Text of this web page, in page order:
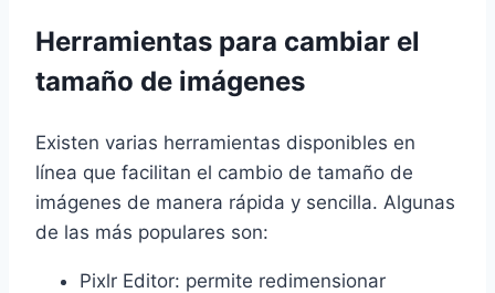
Herramientas para cambiar el
tamaño de imágenes
Existen varias herramientas disponibles en
línea que facilitan el cambio de tamaño de
imágenes de manera rápida y sencilla. Algunas
de las más populares son:
Pixlr Editor: permite redimensionar